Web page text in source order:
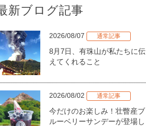
新ブログ記事
2026/08/07 通常記事
8月7日、有珠山が私たちに伝
えてくれること
2026/08/02 通常記事
今だけのお楽しみ！壮瞥産ブ
ルーベリーサンデーが登場し